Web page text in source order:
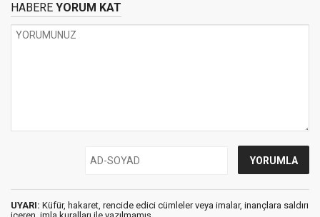
HABERE YORUM KAT
UYARI: Küfür, hakaret, rencide edici cümleler veya imalar, inançlara saldırı